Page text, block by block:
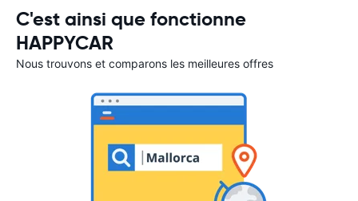
C'est ainsi que fonctionne
HAPPYCAR
Nous trouvons et comparons les meilleures offres